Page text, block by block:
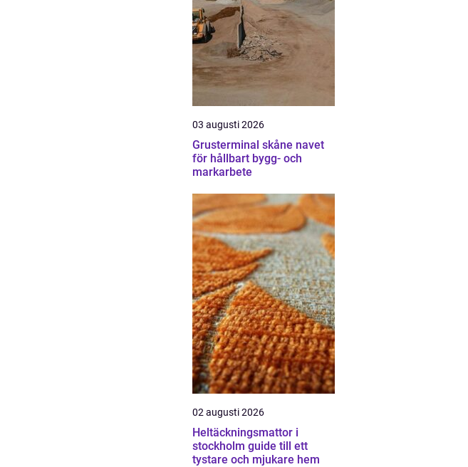
03 augusti 2026
Grusterminal skåne navet
för hållbart bygg- och
markarbete
02 augusti 2026
Heltäckningsmattor i
stockholm guide till ett
tystare och mjukare hem